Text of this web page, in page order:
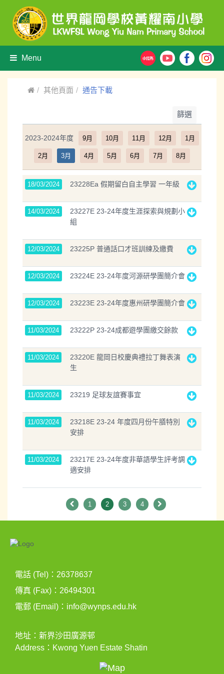
Menu
其他頁面 通告下載
篩選
2023-2024年度 9月 10月 11月 12月 1月
2月 3月 4月 5月 6月 7月 8月
18/03/2024 23228Ea 假期留白自主學習 一年級
14/03/2024
23227E 23-24年度生涯探索與規劃小
組
12/03/2024 23225P 普通話口才班訓練及繳費
12/03/2024 23224E 23-24年度河源研學團簡介會
12/03/2024 23223E 23-24年度惠州研學團簡介會
11/03/2024 23222P 23-24成都遊學團繳交餘款
11/03/2024
23220E 龍岡日校慶典禮拉丁舞表演
生
11/03/2024 23219 足球友誼賽事宜
11/03/2024
23218E 23-24 年度四月份午膳特別
安排
11/03/2024
23217E 23-24年度非華語學生評考調
適安排
1 2 3 4
電話 (Tel)：26378637
傳真 (Fax)：26494301
電郵 (Email)： info@wynps.edu.hk
地址：新界沙田廣源邨
Address：Kwong Yuen Estate Shatin